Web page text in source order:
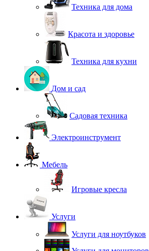
Техника для дома
Красота и здоровье
Техника для кухни
Дом и сад
Садовая техника
Электроинструмент
Мебель
Игровые кресла
Услуги
Услуги для ноутбуков